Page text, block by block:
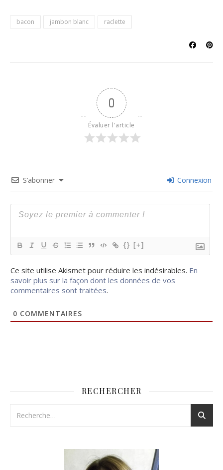
bacon jambon blanc raclette
0
Évaluer l'article
S’abonner Connexion
{} [+]
Ce site utilise Akismet pour réduire les indésirables. En
savoir plus sur la façon dont les données de vos
commentaires sont traitées.
0 COMMENTAIRES
RECHERCHER